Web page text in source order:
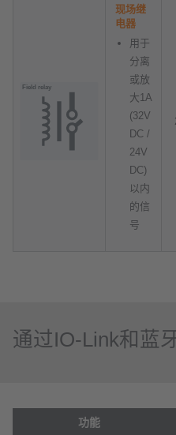
现场继
电器
用于
分离
或放
大1A
(32V
DC /
24V
DC)
以内
的信
号
通过IO-Link和蓝
功能